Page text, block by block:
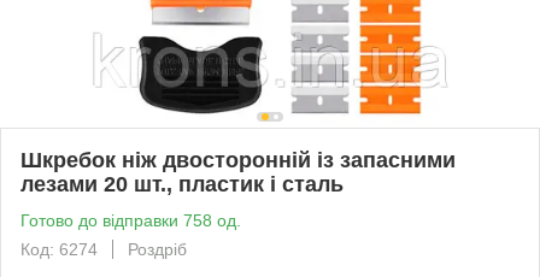
Шкребок ніж двосторонній із запасними
лезами 20 шт., пластик і сталь
Готово до відправки 758 од.
Код: 6274
Роздріб